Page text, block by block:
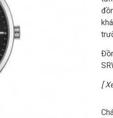
[